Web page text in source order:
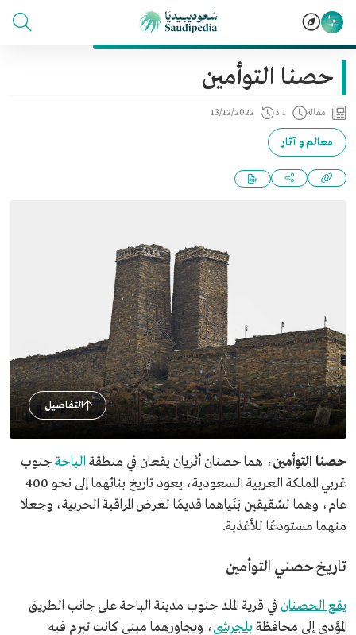
حصنا التوأمين
مقالة 1 د 13/12/2022
معالم و آثار
التفاصيل
حصنا التوأمين، هما حصنان أثريان يقعان في منطقة الباحةجنوب
غربي المملكة العربية السعودية، يعود تاريخ بنائهما إلى نحو 400
عام، وهما لشقيقين بَنَياهما قديمًا لغرض المراقبة الحربية، وجعلا
منهما مستودعًا للأغذية.
تاريخ حصني التوأمين
يقع الحصنان في قرية الملد جنوب مدينة الباحة على جانب الطريق
المؤدي إلى محافظة بلجرشي، ويجاورهما مبنى كانت تبرم فيه